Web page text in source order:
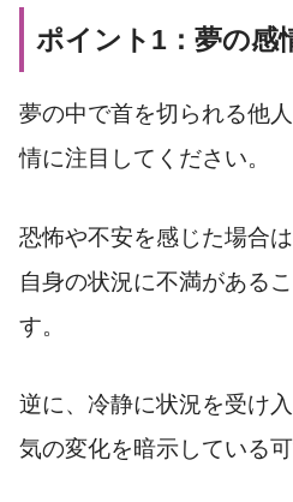
ポイント1：夢の感
夢の中で首を切られる他
情に注目してください。
恐怖や不安を感じた場合
自身の状況に不満がある
す。
逆に、冷静に状況を受け
気の変化を暗示している